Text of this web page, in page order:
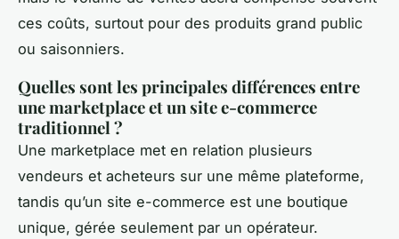
ces coûts, surtout pour des produits grand public
ou saisonniers.
Quelles sont les principales différences entre
une marketplace et un site e-commerce
traditionnel ?
Une marketplace met en relation plusieurs
vendeurs et acheteurs sur une même plateforme,
tandis qu’un site e-commerce est une boutique
unique, gérée seulement par un opérateur.